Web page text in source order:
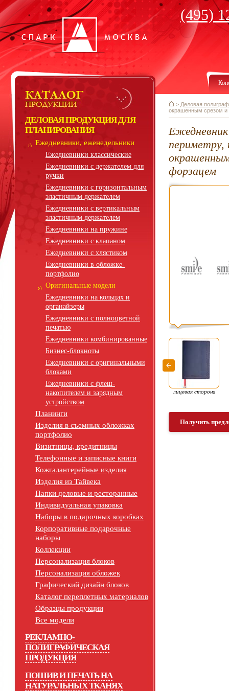
(495)
ДЕЛОВАЯ ПРОДУКЦИЯ ДЛЯ
ПЛАНИРОВАНИЯ
Ежедневники, еженедельники
Ежедневники классические
Ежедневники с держателем для
ручки
Ежедневники с горизонтальным
эластичным держателем
Ежедневники с вертикальным
эластичным держателем
Ежедневники на пружине
Ежедневники с клапаном
Ежедневники с хлястиком
Ежедневники в обложке-
портфолио
Оригинальные модели
Ежедневники на кольцах и
органайзеры
Ежедневники с полноцветной
печатью
Ежедневники комбинированные
Бизнес-блокноты
Ежедневники с оригинальными
блоками
Ежедневники с флеш-
накопителем и зарядным
устройством
Планинги
Изделия в съемных обложках
портфолио
Визитницы, кредитницы
Телефонные и записные книги
Кожгалантерейные изделия
Изделия из Тайвека
Папки деловые и ресторанные
Индивидуальная упаковка
Наборы в подарочных коробках
Корпоративные подарочные
наборы
Коллекции
Персонализация блоков
Персонализация обложек
Графический дизайн блоков
Каталог переплетных материалов
Образцы продукции
Все модели
РЕКЛАМНО-
ПОЛИГРАФИЧЕСКАЯ
ПРОДУКЦИЯ
ПОШИВ И ПЕЧАТЬ НА
НАТУРАЛЬНЫХ ТКАНЯХ
> Деловая
окрашенным срезом
периметру,
форзацем
лицевая сторона
Получить